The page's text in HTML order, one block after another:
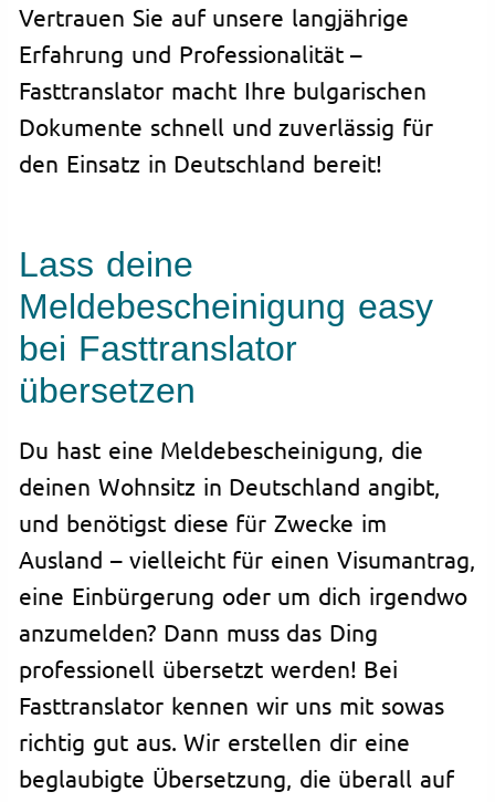
Vertrauen Sie auf unsere langjährige
Erfahrung und Professionalität –
Fasttranslator macht Ihre bulgarischen
Dokumente schnell und zuverlässig für
den Einsatz in Deutschland bereit!
Lass deine
Meldebescheinigung easy
bei Fasttranslator
übersetzen
Du hast eine Meldebescheinigung, die
deinen Wohnsitz in Deutschland angibt,
und benötigst diese für Zwecke im
Ausland – vielleicht für einen Visumantrag,
eine Einbürgerung oder um dich irgendwo
anzumelden? Dann muss das Ding
professionell übersetzt werden! Bei
Fasttranslator kennen wir uns mit sowas
richtig gut aus. Wir erstellen dir eine
beglaubigte Übersetzung, die überall auf